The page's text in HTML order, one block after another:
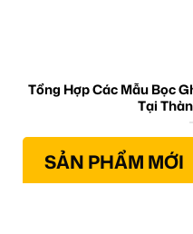
Tổng Hợp Các Mẫu Bọc
Tại
SẢN PHẨM MỚI